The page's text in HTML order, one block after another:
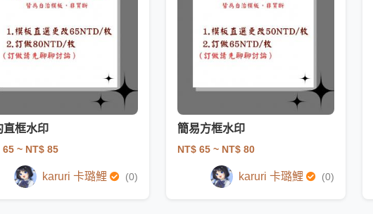
直框水印
65 ~ NT$ 85
karuri 卡璐鯉 (0)
簡易方框水印
NT$ 65 ~ NT$ 80
karuri 卡璐鯉 (0)